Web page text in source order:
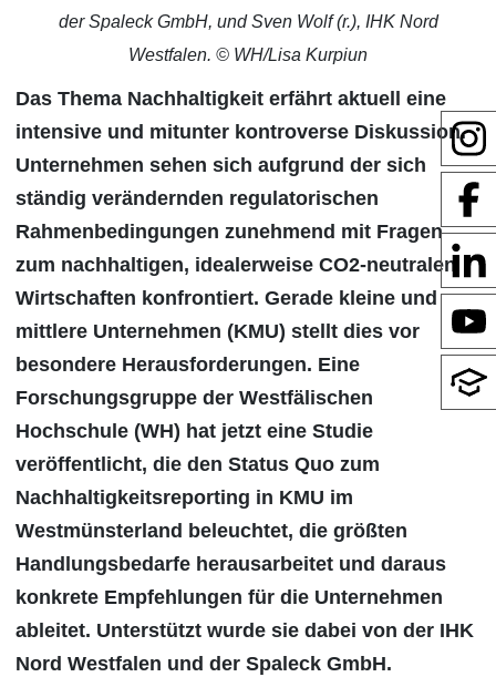
der Spaleck GmbH, und Sven Wolf (r.), IHK Nord
Westfalen. © WH/Lisa Kurpiun
Das Thema Nachhaltigkeit erfährt aktuell eine
intensive und mitunter kontroverse Diskussion.
Unternehmen sehen sich aufgrund der sich
ständig verändernden regulatorischen
Rahmenbedingungen zunehmend mit Fragen
zum nachhaltigen, idealerweise CO2-neutralen
Wirtschaften konfrontiert. Gerade kleine und
mittlere Unternehmen (KMU) stellt dies vor
besondere Herausforderungen. Eine
Forschungsgruppe der Westfälischen
Hochschule (WH) hat jetzt eine Studie
veröffentlicht, die den Status Quo zum
Nachhaltigkeitsreporting in KMU im
Westmünsterland beleuchtet, die größten
Handlungsbedarfe herausarbeitet und daraus
konkrete Empfehlungen für die Unternehmen
ableitet. Unterstützt wurde sie dabei von der IHK
Nord Westfalen und der Spaleck GmbH.